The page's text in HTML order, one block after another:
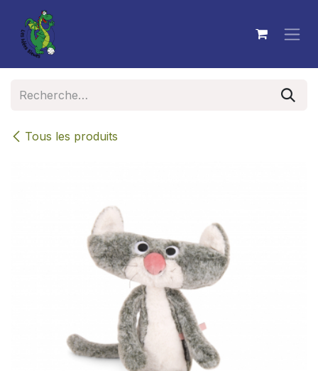
Se rendre au contenu
Tous les produits